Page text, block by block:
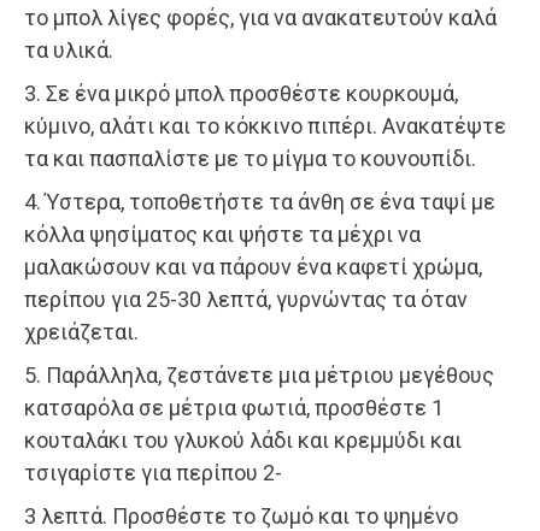
το μπολ λίγες φορές, για να ανακατευτούν καλά
τα υλικά.
3. Σε ένα μικρό μπολ προσθέστε κουρκουμά,
κύμινο, αλάτι και το κόκκινο πιπέρι. Ανακατέψτε
τα και πασπαλίστε με το μίγμα το κουνουπίδι.
4. Ύστερα, τοποθετήστε τα άνθη σε ένα ταψί με
κόλλα ψησίματος και ψήστε τα μέχρι να
μαλακώσουν και να πάρουν ένα καφετί χρώμα,
περίπου για 25-30 λεπτά, γυρνώντας τα όταν
χρειάζεται.
5. Παράλληλα, ζεστάνετε μια μέτριου μεγέθους
κατσαρόλα σε μέτρια φωτιά, προσθέστε 1
κουταλάκι του γλυκού λάδι και κρεμμύδι και
τσιγαρίστε για περίπου 2-
3 λεπτά. Προσθέστε το ζωμό και το ψημένο